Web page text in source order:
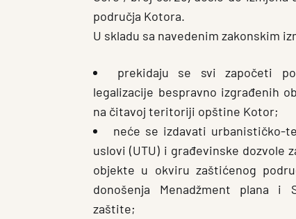
područja Kotora.
U skladu sa navedenim zakonskim
prekidaju se svi započeti
legalizacije bespravno izgrađenih
na čitavoj teritoriji opštine Kotor;
neće se izdavati urbanističko-
uslovi (UTU) i građevinske dozvole
objekte u okviru zaštićenog
donošenja Menadžment plana i
zaštite;